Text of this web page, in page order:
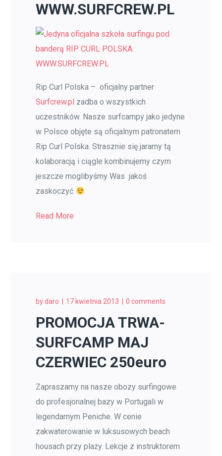
WWW.SURFCREW.PL
Rip Curl Polska – oficjalny partner
Surfcrew.pl zadba o wszystkich
uczestników. Nasze surfcampy jako jedyne
w Polsce objęte są oficjalnym patronatem
Rip Curl Polska. Strasznie się jaramy tą
kolaboracją i ciągle kombinujemy czym
jeszcze moglibyśmy Was jakoś
zaskoczyć
Read More
bydaro 17 kwietnia 2013 0 comments
PROMOCJA TRWA-
SURFCAMP MAJ
CZERWIEC 250euro
Zapraszamy na nasze obozy surfingowe
do profesjonalnej bazy w Portugali w
legendarnym Peniche. W cenie
zakwaterowanie w luksusowych beach
housach przy plaży. Lekcje z instruktorem